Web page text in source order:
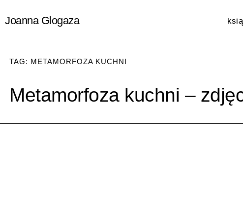
doJoanna Glogaza
TAG: METAMORFOZA KUCHNI
Metamorfoza kuchni –